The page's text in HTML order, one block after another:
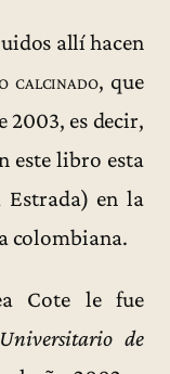
allí hacen
calcinado, que
2003, es decir,
este libro esta
Estrada) en la
colombiana.
Cote le fue
de